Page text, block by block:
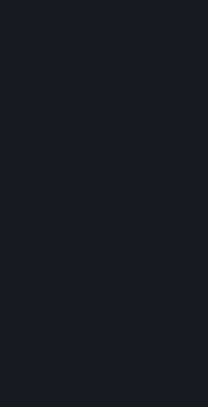
Una vez que la
renovará
contenido y los beneficios
Dentro del periodo de
reembolso por hardware y
Puedes recibir un
comprado en la tienda de
los artículos del lote se
combinado de todos los
Si un lote incluye un
reembolsable, Steam te